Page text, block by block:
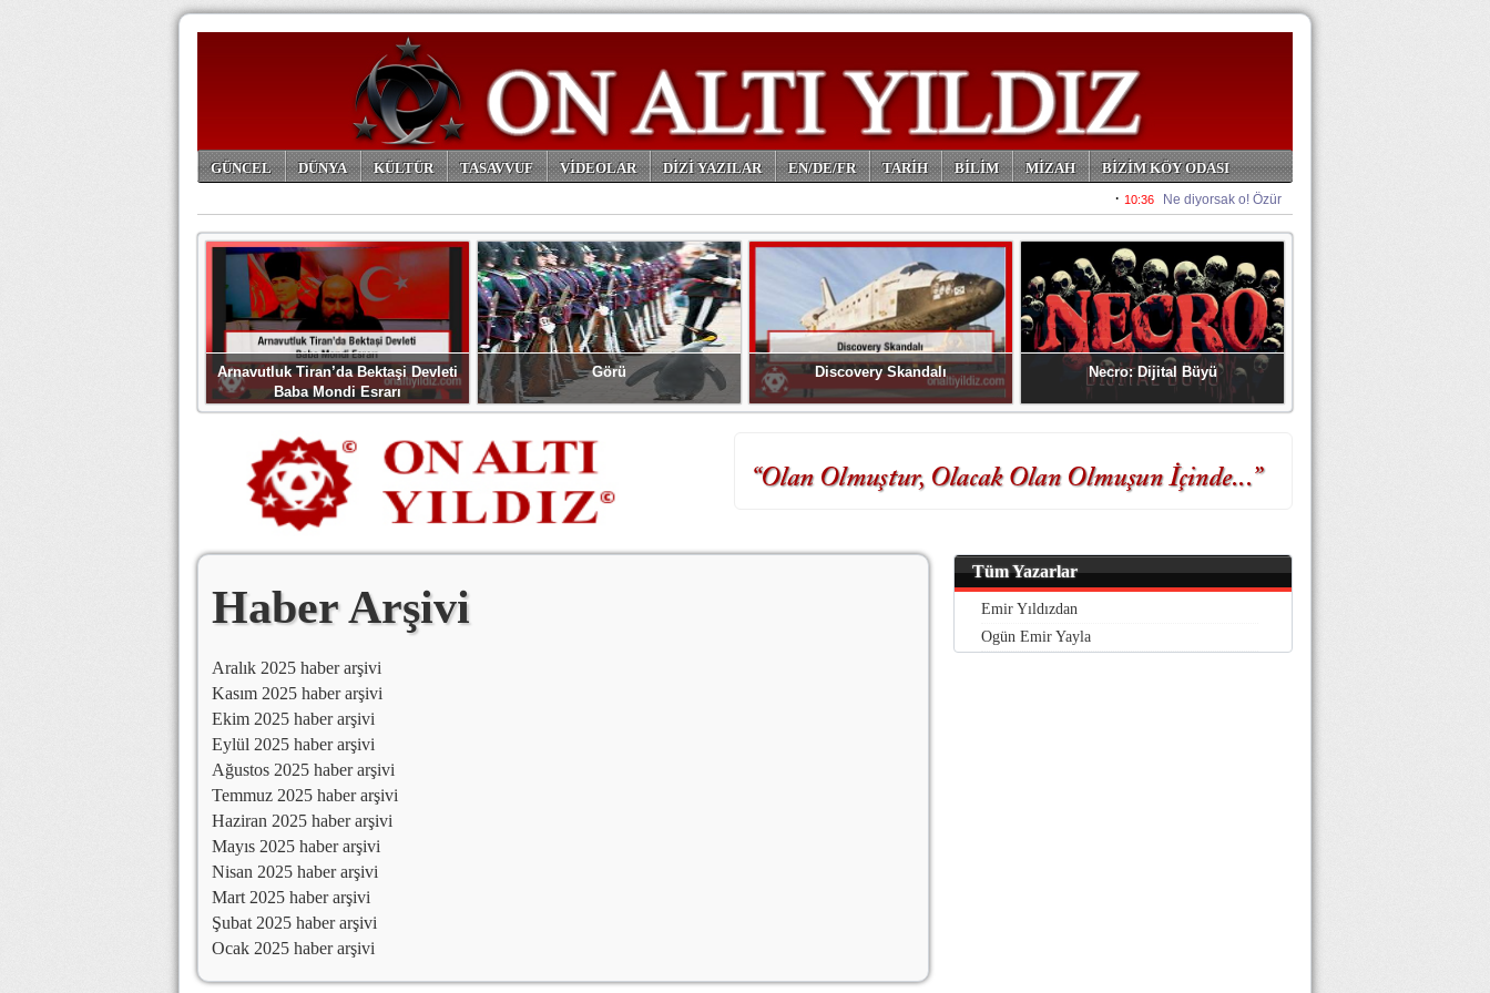
GÜNCEL DÜNYA KÜLTÜR TASAVVUF VİDEOLAR DİZİ YAZILAR EN/DE/FR TARİH BİLİM MİZAH
BİZİM KÖY ODASI
Arnavutluk Tiran’da Bektaşi Devleti
Baba Mondi Esrarı
Görü Discovery Skandalı Necro: Dijital Büyü
Haber Arşivi
Aralık 2025 haber arşivi
Kasım 2025 haber arşivi
Ekim 2025 haber arşivi
Eylül 2025 haber arşivi
Ağustos 2025 haber arşivi
Temmuz 2025 haber arşivi
Haziran 2025 haber arşivi
Mayıs 2025 haber arşivi
Nisan 2025 haber arşivi
Mart 2025 haber arşivi
Şubat 2025 haber arşivi
Ocak 2025 haber arşivi
Tüm Yazarlar
Emir Yıldızdan
Ogün Emir Yayla